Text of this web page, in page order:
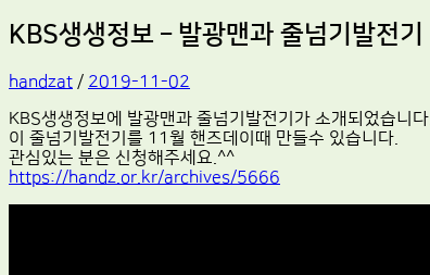
KBS생생정보 – 발광맨과 줄넘기발전기
handzat / 2019-11-02
KBS생생정보에 발광맨과 줄넘기발전기가 소개되었습니다.
이 줄넘기발전기를 11월 핸즈데이때 만들수 있습니다.
관심있는 분은 신청해주세요.^^
https://handz.or.kr/archives/5666